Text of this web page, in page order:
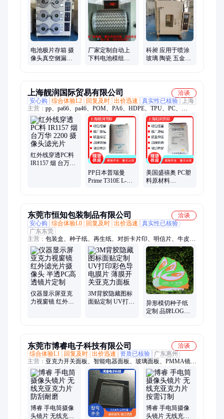
箱、洁净烘箱、真空脱泡箱、真空烘箱、真空干燥箱、隧道炉、
极卷真空箱、高温烘箱、马弗炉、恒温恒湿箱、高低温试验箱、
精密烤箱
电池极片存箱 摄
像头真空侧漏箱
厂家定制自动上
下料电池模组
科昶 应用于喷涂
玻璃 陶瓷 五金等
上海靓润国际贸易有限公司
洽谈
安心购
综合体验L2 回复及时 出价迅速 真实性已核验
上海
主营： pp、pa66、pa46、POM、PA6、HDPE、TPU、PC、
PBT、ABS、PC/ABS、EVA、PPS、PC/PBT、pom100P、
pom500P、ac3100、旭化成4010、M90-44、K8003、K8009、云
天化M90、M90-45、F20-03、德瑞灵pom
红外线穿透PC料
IR1157 烟 台万华
PP日本普瑞曼
Prime T310E L-
美国盛禧奥 PC塑
料原材料
东莞市恒知包装制品有限公司
洽谈
安心购
综合体验L0 回复及时 出价迅速
真实性已核验
广东东莞
主营： 包装盒、种子纸、再生纸、对折卡片印、明信片、牛皮纸
包装、可种植书签、服装吊牌标签、包装制品定制、吊牌定制、
信封、seed paper、环保包装制品、牛皮纸信封、再生纸吊牌、水
果纸吊牌、贺卡、牛皮纸盒
仪器显示屏亚克
力视窗镜 红外滤
3M背胶隐藏图标
面贴定制 UV打印
异形模切种子纸
定制 品牌LOGO
东莞市博睿电子科技有限公司
洽谈
综合体验L1
回复及时 出价迅速 资质已核验
广东惠州
主营： 亚克力开关面板、智能电器面板、玻璃面板、PMMA镜
片、PC镜片、亚克力镜片、PVC面板镜片、PET薄膜面板、PC
亚克力面板、LED显示面板
博睿 手电筒摄像
头镜片 无线充亚
博睿 手电筒摄像
头镜片 无线充亚